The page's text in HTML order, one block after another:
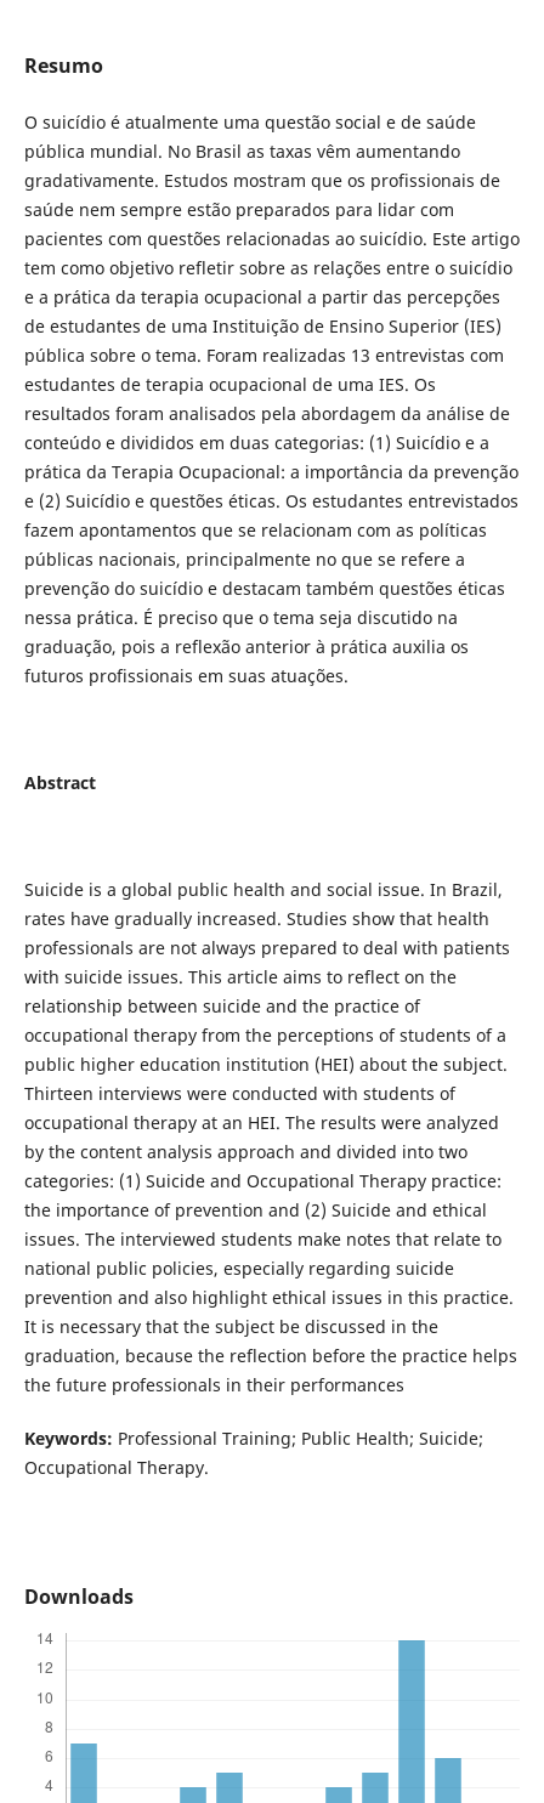
Resumo
O suicídio é atualmente uma questão social e de saúde
pública mundial. No Brasil as taxas vêm aumentando
gradativamente. Estudos mostram que os profissionais de
saúde nem sempre estão preparados para lidar com
pacientes com questões relacionadas ao suicídio. Este artigo
tem como objetivo refletir sobre as relações entre o suicídio
e a prática da terapia ocupacional a partir das percepções
de estudantes de uma Instituição de Ensino Superior (IES)
pública sobre o tema. Foram realizadas 13 entrevistas com
estudantes de terapia ocupacional de uma IES. Os
resultados foram analisados pela abordagem da análise de
conteúdo e divididos em duas categorias: (1) Suicídio e a
prática da Terapia Ocupacional: a importância da prevenção
e (2) Suicídio e questões éticas. Os estudantes entrevistados
fazem apontamentos que se relacionam com as políticas
públicas nacionais, principalmente no que se refere a
prevenção do suicídio e destacam também questões éticas
nessa prática. É preciso que o tema seja discutido na
graduação, pois a reflexão anterior à prática auxilia os
futuros profissionais em suas atuações.
Abstract
Suicide is a global public health and social issue. In Brazil,
rates have gradually increased. Studies show that health
professionals are not always prepared to deal with patients
with suicide issues. This article aims to reflect on the
relationship between suicide and the practice of
occupational therapy from the perceptions of students of a
public higher education institution (HEI) about the subject.
Thirteen interviews were conducted with students of
occupational therapy at an HEI. The results were analyzed
by the content analysis approach and divided into two
categories: (1) Suicide and Occupational Therapy practice:
the importance of prevention and (2) Suicide and ethical
issues. The interviewed students make notes that relate to
national public policies, especially regarding suicide
prevention and also highlight ethical issues in this practice.
It is necessary that the subject be discussed in the
graduation, because the reflection before the practice helps
the future professionals in their performances
Keywords: Professional Training; Public Health; Suicide;
Occupational Therapy.
Downloads